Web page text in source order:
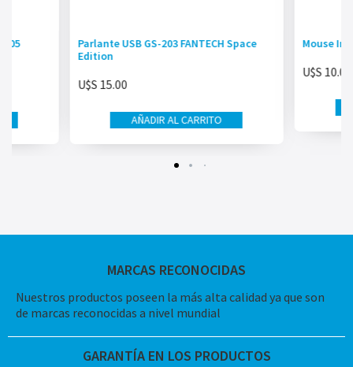
Parlante USB GS-203 FANTECH Space
Edition
U$S 15.00
AÑADIR AL CARRITO
Mouse
U$S 10.00
MARCAS RECONOCIDAS
Nuestros productos poseen la más alta calidad ya que son
de marcas reconocidas a nivel mundial
GARANTÍA EN LOS PRODUCTOS